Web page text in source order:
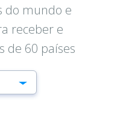
do mundo e
receber e
de 60 países